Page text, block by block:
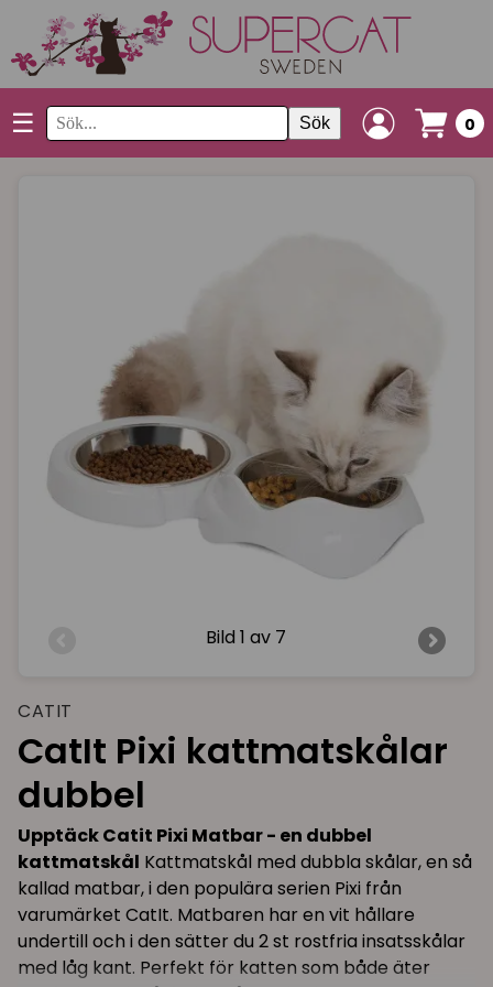
☰ Sök 0
Bild1 av 7
CATIT
CatIt Pixi kattmatskålar
dubbel
Upptäck Catit Pixi Matbar - en dubbel
kattmatskål Kattmatskål med dubbla skålar, en så
kallad matbar, i den populära serien Pixi från
varumärket CatIt. Matbaren har en vit hållare
undertill och i den sätter du 2 st rostfria insatsskålar
med låg kant. Perfekt för katten som både äter